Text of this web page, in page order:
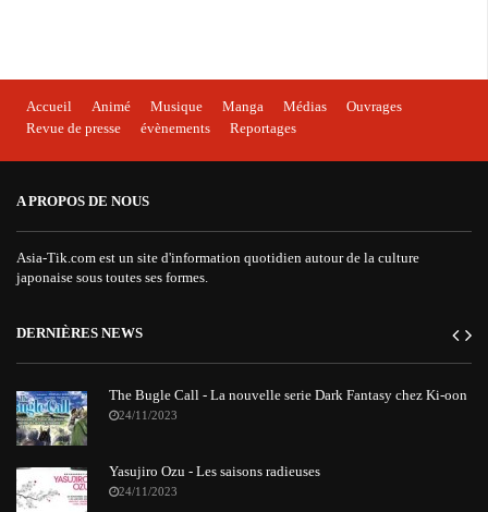
Accueil Animé Musique Manga Médias
Ouvrages
Revue de presse
évènements Reportages
A PROPOS DE NOUS
Asia-Tik.com est un site d'information quotidien autour de la culture
japonaise sous toutes ses formes.
DERNIÈRES NEWS
The Bugle Call - La nouvelle serie Dark Fantasy chez Ki-oon
24/11/2023
Yasujiro Ozu - Les saisons radieuses
24/11/2023